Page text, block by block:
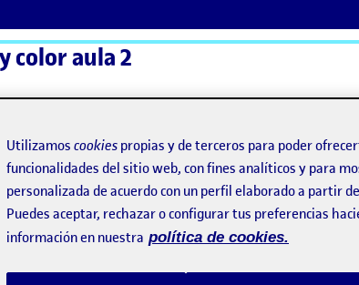
color aula 2
ActiFolios
Utilizamos cookies propias y de terceros para poder
funcionalidades del sitio web, con fines analíticos y para
personalizada de acuerdo con un perfil elaborado a partir
Puedes aceptar, rechazar o configurar tus preferencias
información en nuestra política de cookies.